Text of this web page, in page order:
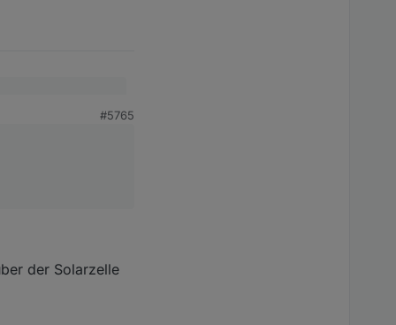
Wie alt/gut
#5765
der Solarzelle